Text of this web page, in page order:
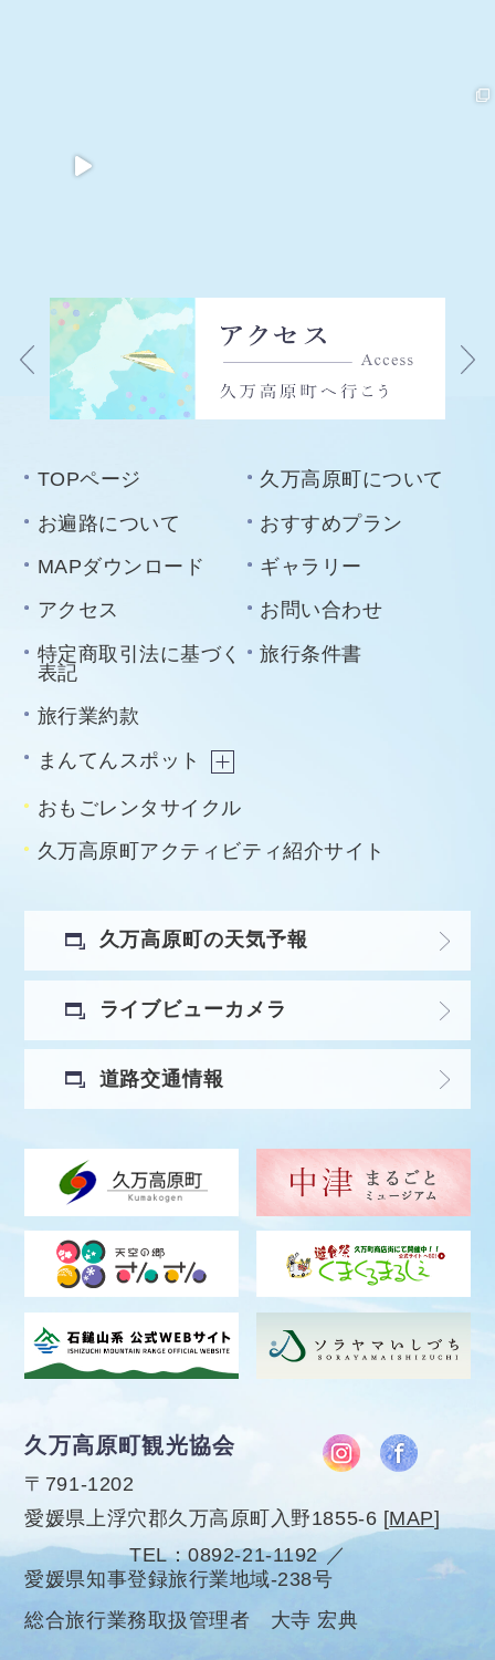
TOPページ
久万高原町について
お遍路について
おすすめプラン
MAPダウンロード
ギャラリー
アクセス
お問い合わせ
特定商取引法に基づく
表記
旅行条件書
旅行業約款
まんてんスポット
おもごレンタサイクル
久万高原町アクティビティ紹介サイト
久万高原町の天気予報
ライブビューカメラ
道路交通情報
久万高原町観光協会
〒791-1202
愛媛県上浮穴郡久万高原町入野1855-6 [MAP]
TEL
0892-21-1192
愛媛県知事登録旅行業地域-238号
総合旅行業務取扱管理者 大寺 宏典